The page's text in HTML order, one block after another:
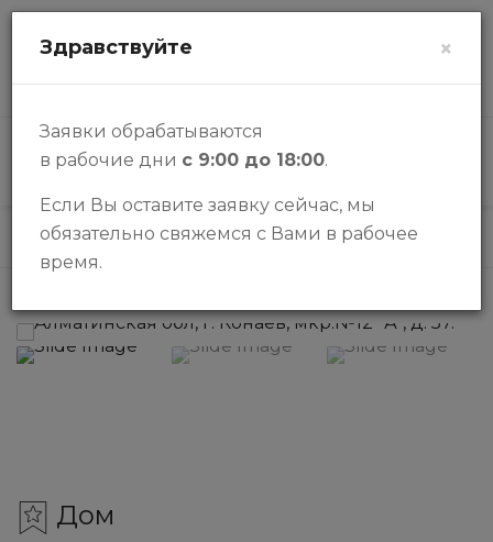
КАТАЛОГ
Каталог Дома Дом
Дом
×
Здравствуйте
Заявки обрабатываются
в рабочие дни с 9:00 до 18:00.
Если Вы оставите заявку сейчас, мы
обязательно свяжемся с Вами в рабочее
время.